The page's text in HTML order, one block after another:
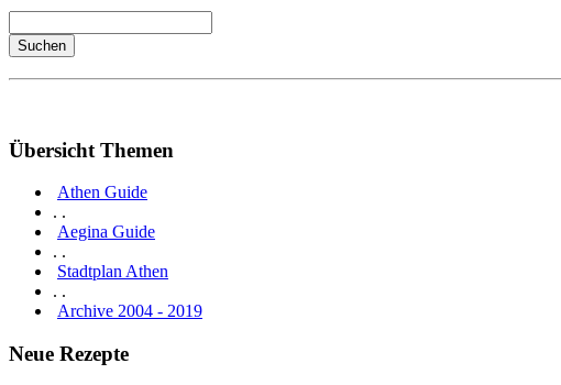
Übersicht Themen
Athen Guide
. .
Aegina Guide
. .
Stadtplan Athen
. .
Archive 2004 - 2019
Neue Rezepte